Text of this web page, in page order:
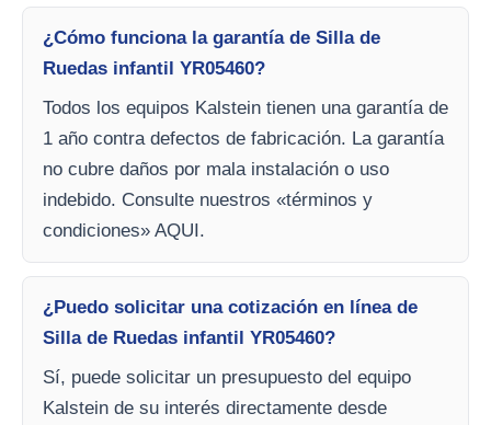
¿Cómo funciona la garantía de Silla de
Ruedas infantil YR05460?
Todos los equipos Kalstein tienen una garantía de
1 año contra defectos de fabricación. La garantía
no cubre daños por mala instalación o uso
indebido. Consulte nuestros «términos y
condiciones» AQUI.
¿Puedo solicitar una cotización en línea de
Silla de Ruedas infantil YR05460?
Sí, puede solicitar un presupuesto del equipo
Kalstein de su interés directamente desde